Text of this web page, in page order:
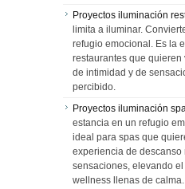
Proyectos iluminación
limita a iluminar.
refugio emocional. Es la
restaurantes que
de intimidad y de
percibido.
Proyectos iluminación
estancia en un refugio
ideal para spas que
experiencia de descanso
sensaciones, elevando
wellness llenas de calma.